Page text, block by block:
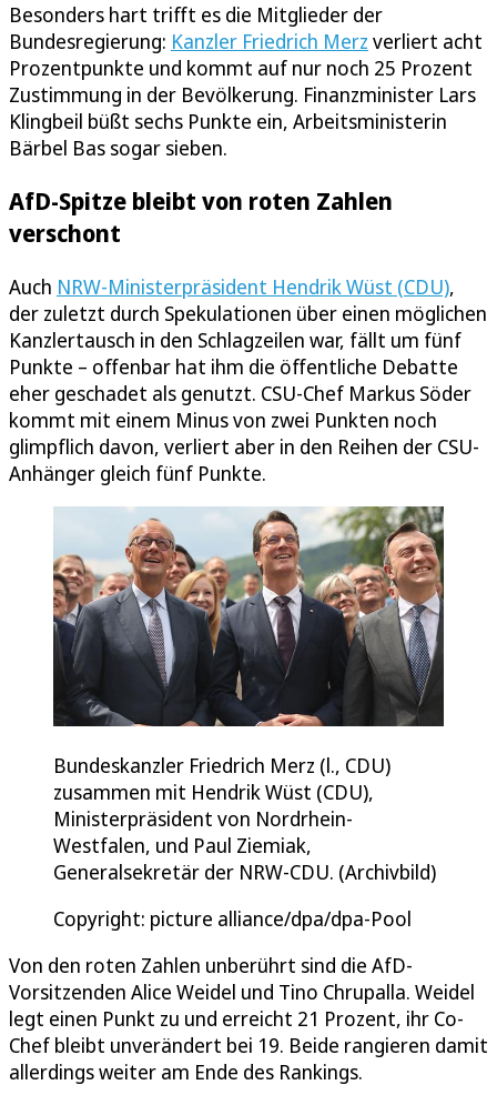
Besonders hart trifft es die Mitglieder der
Bundesregierung: Kanzler Friedrich Merz verliert acht
Prozentpunkte und kommt auf nur noch 25 Prozent
Zustimmung in der Bevölkerung. Finanzminister Lars
Klingbeil büßt sechs Punkte ein, Arbeitsministerin
Bärbel Bas sogar sieben.
AfD-Spitze bleibt von roten Zahlen
verschont
Auch NRW-Ministerpräsident Hendrik Wüst (CDU),
der zuletzt durch Spekulationen über einen möglichen
Kanzlertausch in den Schlagzeilen war, fällt um fünf
Punkte – offenbar hat ihm die öffentliche Debatte
eher geschadet als genutzt. CSU-Chef Markus Söder
kommt mit einem Minus von zwei Punkten noch
glimpflich davon, verliert aber in den Reihen der CSU-
Anhänger gleich fünf Punkte.
Bundeskanzler Friedrich Merz (l., CDU)
zusammen mit Hendrik Wüst (CDU),
Ministerpräsident von Nordrhein-
Westfalen, und Paul Ziemiak,
Generalsekretär der NRW-CDU. (Archivbild)
Copyright: picture alliance/dpa/dpa-Pool
Von den roten Zahlen unberührt sind die AfD-
Vorsitzenden Alice Weidel und Tino Chrupalla. Weidel
legt einen Punkt zu und erreicht 21 Prozent, ihr Co-
Chef bleibt unverändert bei 19. Beide rangieren damit
allerdings weiter am Ende des Rankings.